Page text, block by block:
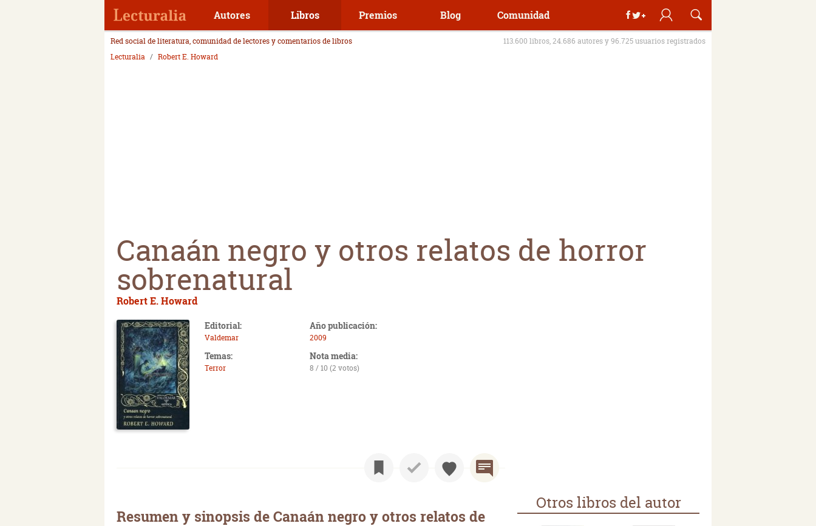
Autores Libros Premios Blog Comunidad
Red social de literatura, comunidad de lectores y comentarios de libros
113.600 libros, 24.686 autores y 96.725 usuarios registrados
Lecturalia
Robert E. Howard
Canaán negro y otros relatos de horror
sobrenatural
Robert E. Howard
Editorial:
Valdemar
Año publicación:
2009
Temas:
Terror
Nota media:
8 / 10 (2 votos)
Resumen y sinopsis de Canaán negro y otros relatos de
Otros libros del autor